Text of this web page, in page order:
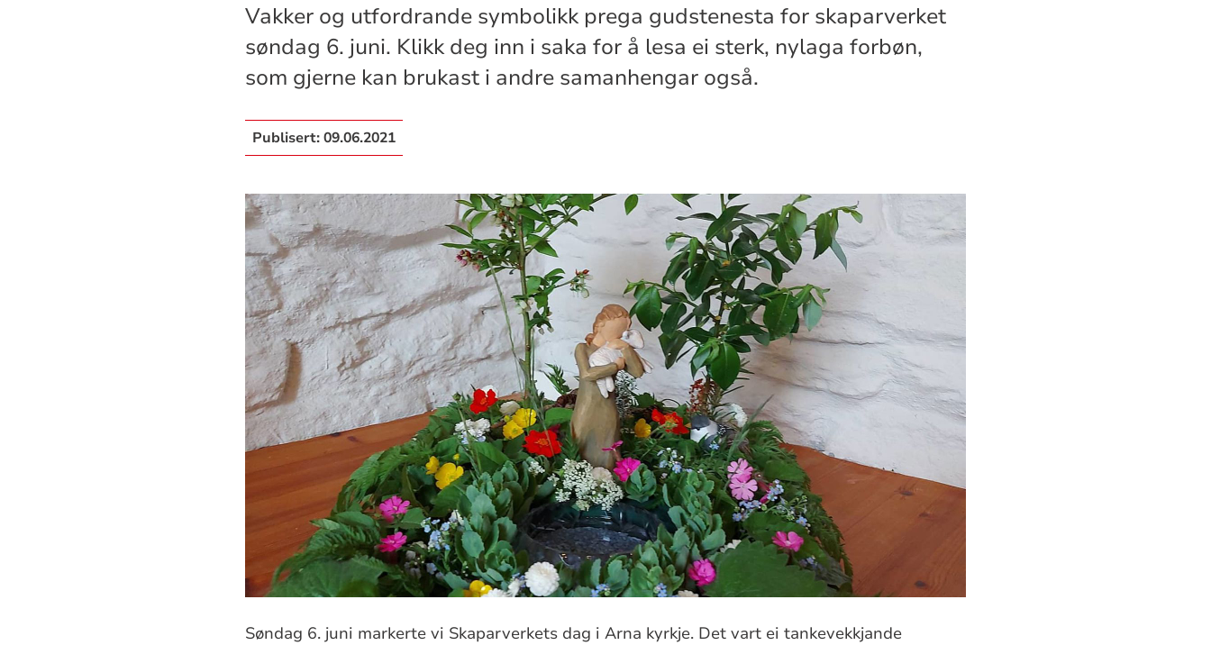
Vakker og utfordrande symbolikk prega gudstenesta for skaparverket
søndag 6. juni. Klikk deg inn i saka for å lesa ei sterk, nylaga forbøn,
som gjerne kan brukast i andre samanhengar også.
Publisert:09.06.2021
Søndag 6. juni markerte vi Skaparverkets dag i Arna kyrkje. Det vart ei tankevekkjande